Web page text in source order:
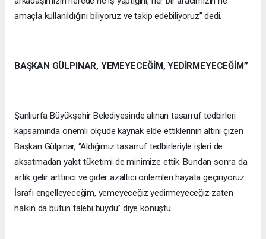
amaçla kullanıldığını biliyoruz ve takip edebiliyoruz’’ dedi.
BAŞKAN GÜLPINAR, YEMEYECEĞİM, YEDİRMEYECEĞİM’’
Şanlıurfa Büyükşehir Belediyesinde alınan tasarruf tedbirleri
kapsamında önemli ölçüde kaynak elde ettiklerinin altını çizen
Başkan Gülpınar, ‘’Aldığımız tasarruf tedbirleriyle işleri de
aksatmadan yakıt tüketimi de minimize ettik. Bundan sonra da
artık gelir arttırıcı ve gider azaltıcı önlemleri hayata geçiriyoruz.
İsrafı engelleyeceğim, yemeyeceğiz yedirmeyeceğiz zaten
halkın da bütün talebi buydu’’ diye konuştu.